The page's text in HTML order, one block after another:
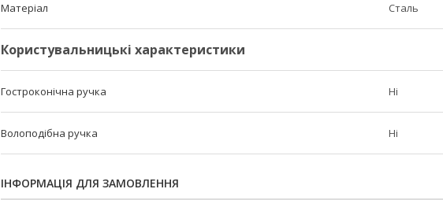
Матеріал Сталь
Користувальницькі характеристики
Гостроконічна ручка Ні
Волоподібна ручка Ні
ІНФОРМАЦІЯ ДЛЯ ЗАМОВЛЕННЯ